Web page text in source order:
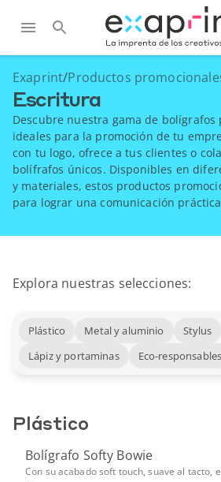
Exaprint/Productos
Escritura
Descubre nuestra gama de bolígrafos
ideales para la promoción de tu
con tu logo, ofrece a tus clientes o
bolífrafos únicos. Disponibles en
y materiales, estos productos
para lograr una comunicación
Explora nuestras selecciones:
Plástico Metal y aluminio Stylus
Lápiz y portaminas
Eco-responsables
Plástico
Bolígrafo Softy Bowie
Con su acabado soft touch, suave al tacto,